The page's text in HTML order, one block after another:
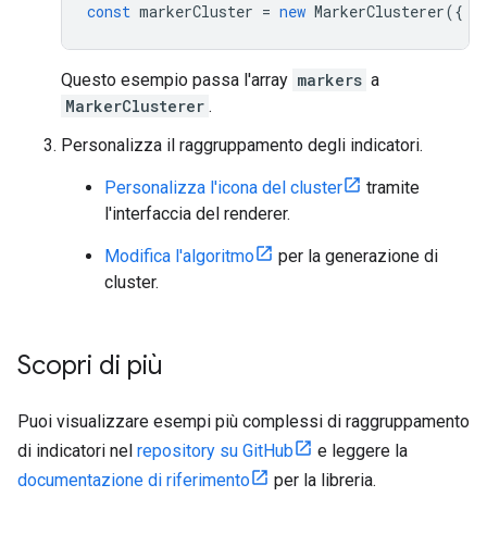
const markerCluster = new MarkerClusterer({
Questo esempio passa l'array markers a
MarkerClusterer .
Personalizza il raggruppamento degli indicatori.
Personalizza l'icona del cluster
tramite
l'interfaccia del renderer.
Modifica l'algoritmo
per la generazione di
cluster.
Scopri di più
Puoi visualizzare esempi più complessi di raggruppamento
di indicatori nel repository su GitHub
e leggere la
documentazione di riferimento
per la libreria.